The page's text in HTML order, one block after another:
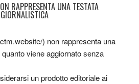
RAPPRESENTA UNA TESTATA
GIORNALISTICA
) non rappresenta una
viene aggiornato senza
un prodotto editoriale ai